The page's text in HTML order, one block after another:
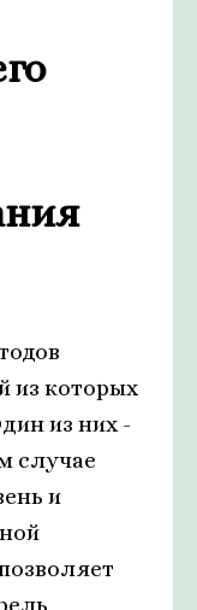
из которых
из них -
случае
и